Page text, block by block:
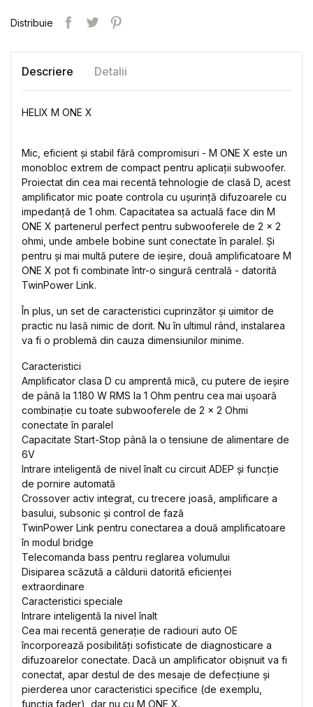
Distribuie
Descriere Detalii
HELIX M ONE X
Mic, eficient și stabil fără compromisuri - M ONE X este un
monobloc extrem de compact pentru aplicații subwoofer.
Proiectat din cea mai recentă tehnologie de clasă D, acest
amplificator mic poate controla cu ușurință difuzoarele cu
impedanță de 1 ohm. Capacitatea sa actuală face din M
ONE X partenerul perfect pentru subwooferele de 2 x 2
ohmi, unde ambele bobine sunt conectate în paralel. Și
pentru și mai multă putere de ieșire, două amplificatoare M
ONE X pot fi combinate într-o singură centrală - datorită
TwinPower Link.
În plus, un set de caracteristici cuprinzător și uimitor de
practic nu lasă nimic de dorit. Nu în ultimul rând, instalarea
va fi o problemă din cauza dimensiunilor minime.
Caracteristici
Amplificator clasa D cu amprentă mică, cu putere de ieșire
de până la 1.180 W RMS la 1 Ohm pentru cea mai ușoară
combinație cu toate subwooferele de 2 x 2 Ohmi
conectate în paralel
Capacitate Start-Stop până la o tensiune de alimentare de
6V
Intrare inteligentă de nivel înalt cu circuit ADEP și funcție
de pornire automată
Crossover activ integrat, cu trecere joasă, amplificare a
basului, subsonic și control de fază
TwinPower Link pentru conectarea a două amplificatoare
în modul bridge
Telecomanda bass pentru reglarea volumului
Disiparea scăzută a căldurii datorită eficienței
extraordinare
Caracteristici speciale
Intrare inteligentă la nivel înalt
Cea mai recentă generație de radiouri auto OE
încorporează posibilități sofisticate de diagnosticare a
difuzoarelor conectate. Dacă un amplificator obișnuit va fi
conectat, apar destul de des mesaje de defecțiune și
pierderea unor caracteristici specifice (de exemplu,
funcția fader), dar nu cu M ONE X.